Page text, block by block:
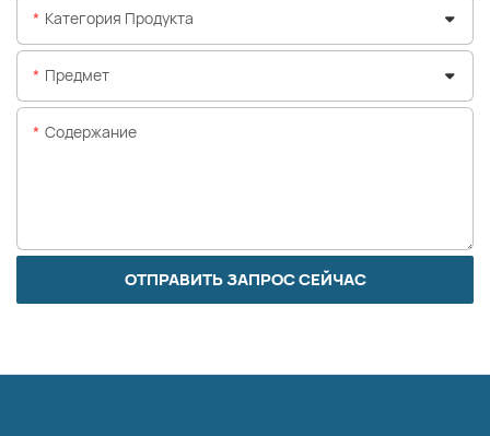
Категория Продукта
Предмет
Содержание
ОТПРАВИТЬ ЗАПРОС СЕЙЧАС